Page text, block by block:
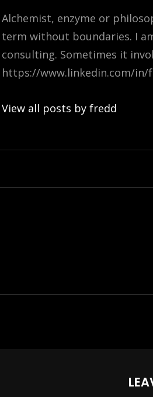
Alchemist, enzyme or
term without boundaries. I
consulting. Sometimes it
https://www.linkedin.com/
View all posts by fredd